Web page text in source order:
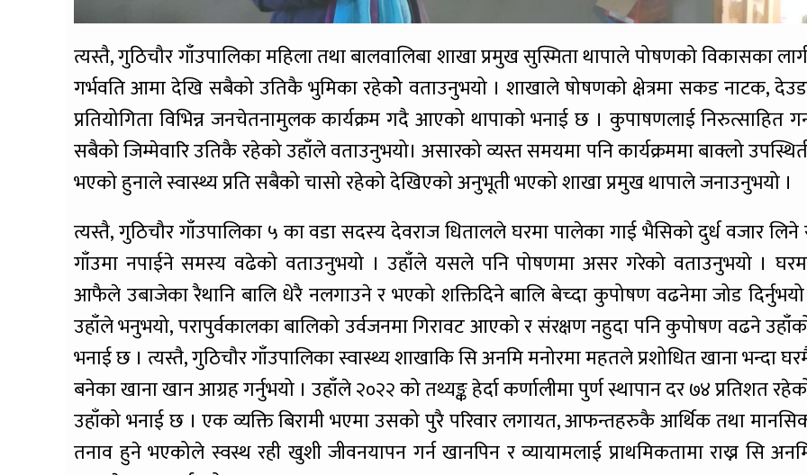
त्यस्तै, गुठिचौर गाँउपालिका महिला तथा बालवालिबा शाखा प्रमुख सुस्मिता थापाले पोषणको विकासका
गर्भवति आमा देखि सबैको उतिकै भुमिका रहेकोे वताउनुभयो । शाखाले षोषणको क्षेत्रमा सकड नाटक,
प्रतियोगिता विभिन्न जनचेतनामुलक कार्यक्रम गदै आएको थापाको भनाई छ । कुपाषणलाई निरुत्साहित
सबैको जिम्मेवारि उतिकै रहेको उहाँले वताउनुभयो। असारको व्यस्त समयमा पनि कार्यक्रममा बाक्लो
भएको हुनाले स्वास्थ्य प्रति सबैको चासो रहेको देखिएको अनुभूती भएको शाखा प्रमुख थापाले जनाउनुभयो ।
त्यस्तै, गुठिचौर गाँउपालिका ५ का वडा सदस्य देवराज धितालले घरमा पालेका गाई भैसिको दुर्ध वजार लिने
गाँउमा नपाईने समस्य वढेको वताउनुभयो । उहाँले यसले पनि पोषणमा असर गरेको वताउनुभयो ।
आफैले उबाजेका रैथानि बालि धेरै नलगाउने र भएको शक्तिदिने बालि बेच्दा कुपोषण वढनेमा जोड
उहाँले भनुभयो, परापुर्वकालका बालिको उर्वजनमा गिरावट आएको र संरक्षण नहुदा पनि कुपोषण वढने
भनाई छ । त्यस्तै, गुठिचौर गाँउपालिका स्वास्थ्य शाखाकि सि अनमि मनोरमा महतले प्रशोधित खाना भन्दा
बनेका खाना खान आग्रह गर्नुभयो । उहाँले २०२२ को तथ्यङ्क हेर्दा कर्णालीमा पुर्ण स्थापान दर ७४ प्रतिशत
उहाँको भनाई छ । एक व्यक्ति बिरामी भएमा उसको पुरै परिवार लगायत, आफन्तहरुकै आर्थिक तथा
तनाव हुने भएकोले स्वस्थ रही खुशी जीवनयापन गर्न खानपिन र व्यायामलाई प्राथमिकतामा राख्न सि